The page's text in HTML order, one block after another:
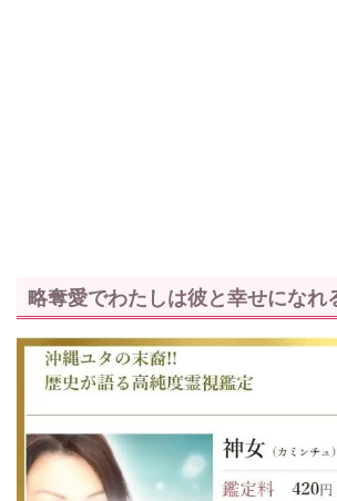
略奪愛でわたしは彼と幸せになれ